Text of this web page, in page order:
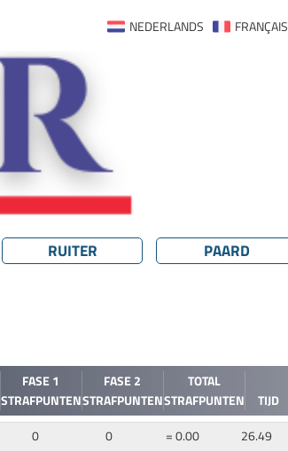
FRANÇAIS
NEDERLANDS
RUITER
PAARD
FASE 1
STRAFPUNTEN
FASE 2
STRAFPUNTEN
TOTAL
STRAFPUNTEN
TIJD
0 0 = 0.00 26.49